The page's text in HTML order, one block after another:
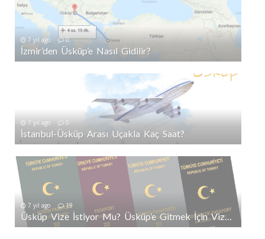
7 yıl ago 0
İzmir’den Üsküp’e Nasıl Gidilir?
7 yıl ago 0
İstanbul-Üsküp Arası Uçakla Kaç Saat?
7 yıl ago 19
Üsküp Vize İstiyor Mu? Üsküp’e Gitmek İçin Vize Gerekli Mi?